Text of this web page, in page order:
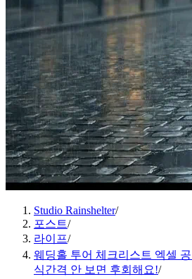
Studio Rainshelter/
포스트/
라이프/
웨딩홀 투어 체크리스트 엑셀
식간격 안 보면 후회해요!/